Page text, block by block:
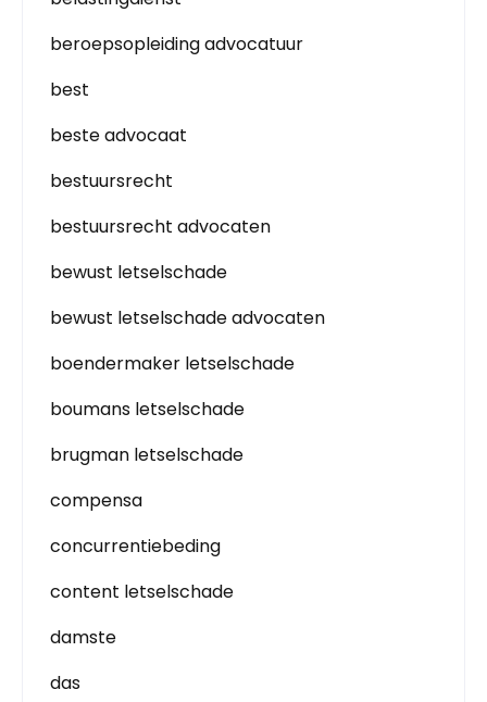
beroepsopleiding advocatuur
best
beste advocaat
bestuursrecht
bestuursrecht advocaten
bewust letselschade
bewust letselschade advocaten
boendermaker letselschade
boumans letselschade
brugman letselschade
compensa
concurrentiebeding
content letselschade
damste
das